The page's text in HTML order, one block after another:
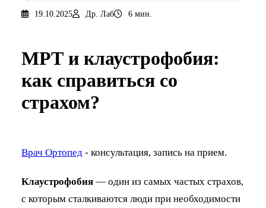
19.10.2025 Др. Лаб 6 мин.
МРТ и клаустрофобия:
как справиться со
страхом?
Врач Ортопед - консультация, запись на прием.
Клаустрофобия — один из самых частых страхов,
с которым сталкиваются люди при необходимости